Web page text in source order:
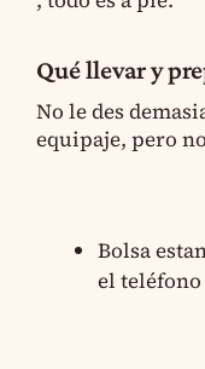
Qué llevar y
No le des
equipaje, pero
Bolsa
el